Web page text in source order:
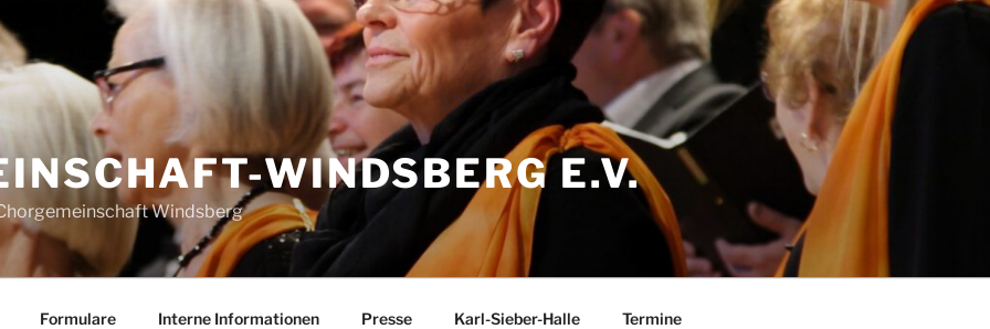
WINDSBERG E.V.
Windsberg
Formulare Interne Informationen Presse Karl-Sieber-Halle Termine